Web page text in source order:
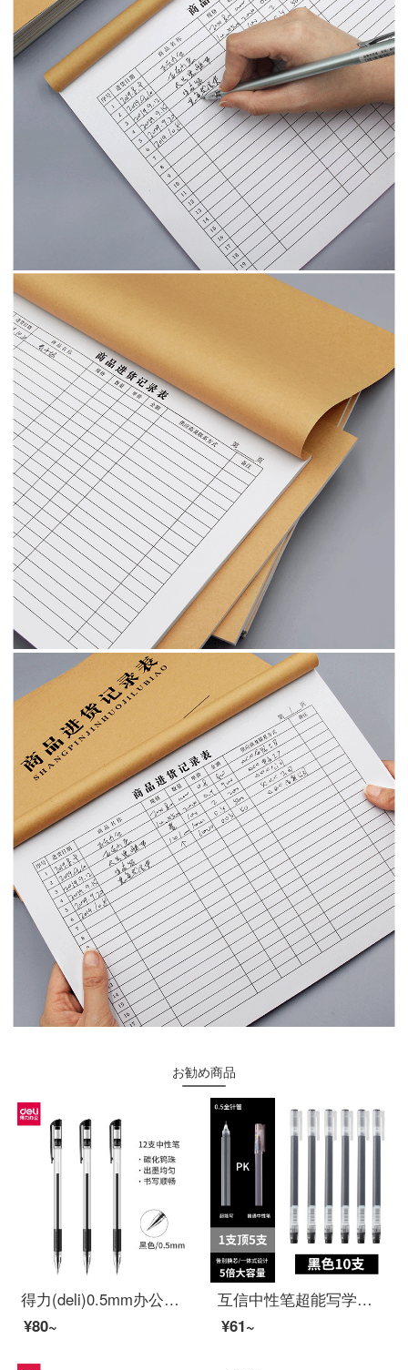
お勧め商品
得力(deli)0.5mm办公中性笔 水笔签字笔 12支/盒黑色34567
¥80~
互信中性笔超能写学生用大容量考试专用黑色针管一次性中性笔速干签字笔水笔0.5mm黑笔水性笔办公文具 黑色10支
¥61~